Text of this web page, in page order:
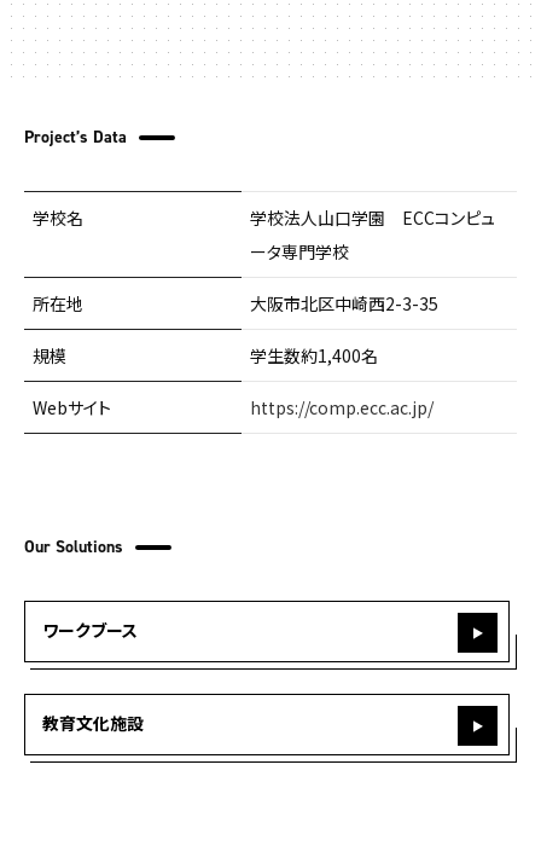
Project’s Data
学校名
学校法人山口学園 ECCコンピュ
ータ専門学校
所在地 大阪市北区中崎西2-3-35
規模 学生数約1,400名
Webサイト https://comp.ecc.ac.jp/
Our Solutions
ワークブース
教育文化施設